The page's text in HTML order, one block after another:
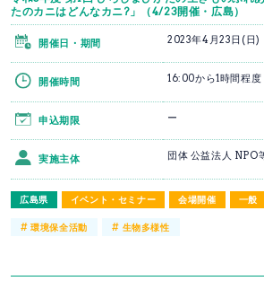
たのカニはどんなカニ?」（4/23開催・広島）
広島県 イベント・セミナー 会場開催 一般
開催日・期間 2023年4月23日(日)
開催時間 16:00から1時間程度
申込期限 ー
実施主体 団体 公益法人 NPO
#環境保全活動 # 生物多様性